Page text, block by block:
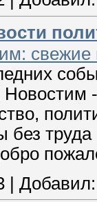
свежие
без
Добавил: